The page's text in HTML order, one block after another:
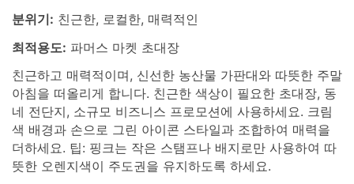
분위기: 친근한, 로컬한, 매력적인
최적용도: 파머스 마켓 초대장
친근하고 매력적이며, 신선한 농산물 가판대와 따뜻한 주말
아침을 떠올리게 합니다. 친근한 색상이 필요한 초대장, 동
네 전단지, 소규모 비즈니스 프로모션에 사용하세요. 크림
색 배경과 손으로 그린 아이콘 스타일과 조합하여 매력을
더하세요. 팁: 핑크는 작은 스탬프나 배지로만 사용하여 따
뜻한 오렌지색이 주도권을 유지하도록 하세요.